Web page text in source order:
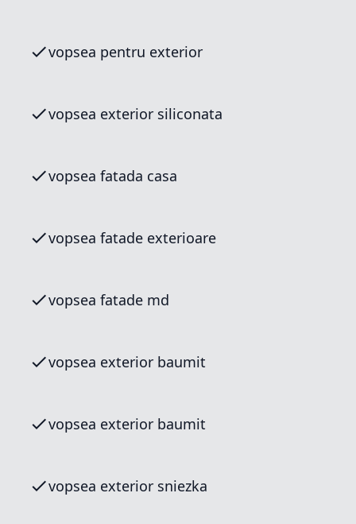
vopsea pentru exterior
vopsea exterior siliconata
vopsea fatada casa
vopsea fatade exterioare
vopsea fatade md
vopsea exterior baumit
vopsea exterior baumit
vopsea exterior sniezka